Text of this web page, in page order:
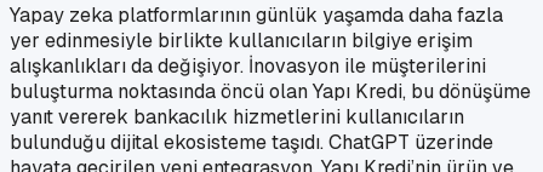
Yapay zeka platformlarının günlük yaşamda daha fazla
yer edinmesiyle birlikte kullanıcıların bilgiye erişim
alışkanlıkları da değişiyor. İnovasyon ile müşterilerini
buluşturma noktasında öncü olan Yapı Kredi, bu dönüşüme
yanıt vererek bankacılık hizmetlerini kullanıcıların
bulunduğu dijital ekosisteme taşıdı. ChatGPT üzerinde